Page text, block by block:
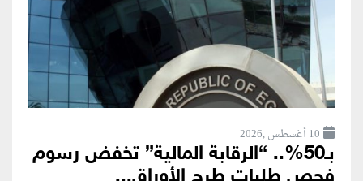
10 أغسطس ,2026
بـ50%.. “الرقابة المالية” تخفض رسوم